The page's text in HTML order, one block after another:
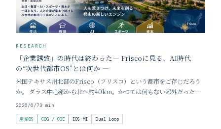
RESEARCH
「企業誘致」の時代は終わった― Friscoに見る、AI時代
の“次世代都市OS”とは何か ―
米国テキサス州北部のFrisco（フリスコ）という都市をご存じだろう
か。 ダラス中心部から北へ約40km。かつては何もない郊外だったこ
の街は、わずか10年でアメリカを代表する成長都市へ変貌した。PGA
本部、NFL Dallas Cowboys本部、高級住宅街、巨大ゴルフリゾー
ト、ハイテク企業群、デー
2026/6/73 min
産業OS COG / COE IOS-MI Dual Loop